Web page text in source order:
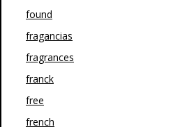
found
fragancias
fragrances
franck
free
french